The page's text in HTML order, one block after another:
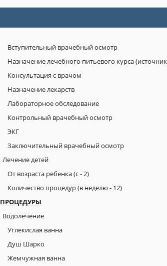
Вступительный врачебный осмотр
Назначение лечeбного питьевого курса
Консультация с врачoм
Назначение лекарств
Лабораторное обследование
Контрольный врачебный осмотр
ЭКГ
Заключительный врачебный осмотр
Лечение детей
От возраста ребенка (с - 2)
Количество процедур (в неделю - 12)
ПРОЦЕДУРЫ
Водолечение
Углекислая ванна
Душ Шарко
Жемчужная ванна